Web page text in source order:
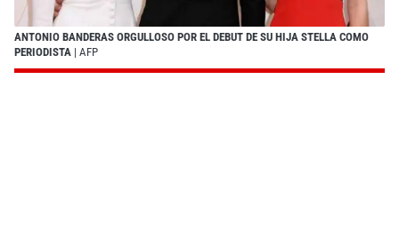
ANTONIO BANDERAS ORGULLOSO POR EL DEBUT DE SU HIJA STELLA COMO
PERIODISTA | AFP